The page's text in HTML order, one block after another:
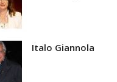
Italo Giannola